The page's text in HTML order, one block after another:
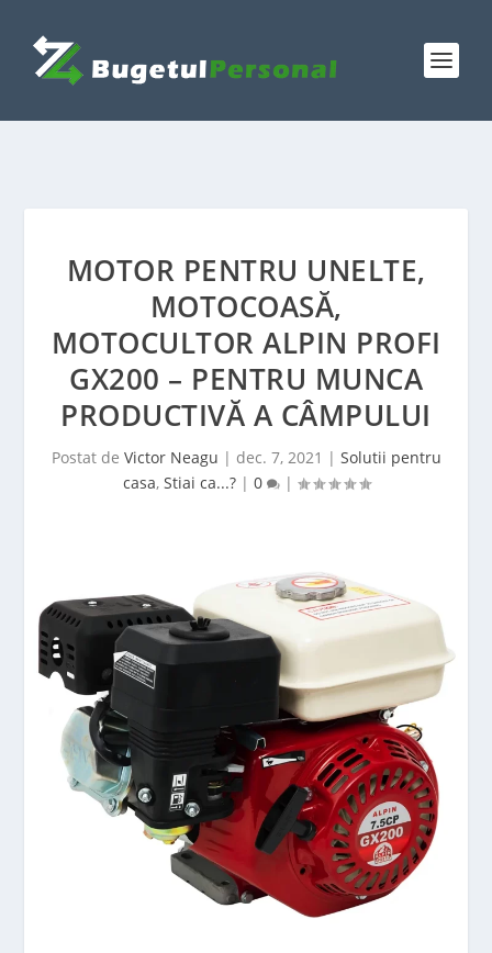
MOTOR PENTRU UNELTE,
MOTOCOASĂ,
MOTOCULTOR ALPIN PROFI
GX200 – PENTRU MUNCA
PRODUCTIVĂ A CÂMPULUI
Postat de Victor Neagu | dec. 7, 2021 | Solutii pentru
casa, Stiai ca...?| 0 |